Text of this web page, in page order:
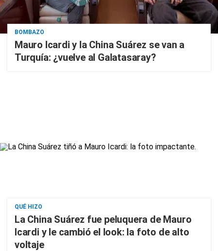
BOMBAZO
Mauro Icardi y la China Suárez se van a
Turquía: ¿vuelve al Galatasaray?
QUÉ HIZO
La China Suárez fue peluquera de Mauro
Icardi y le cambió el look: la foto de alto
voltaje